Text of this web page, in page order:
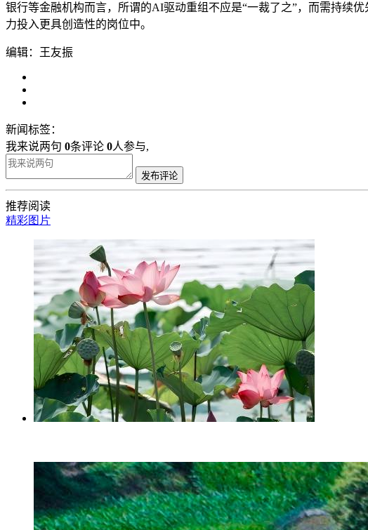
银行等金融机构而言，所谓的AI驱动重组不应是“一裁了之”，而需持续
力投入更具创造性的岗位中。
编辑：王友振
新闻标签：
我来说两句 0条评论 0人参与,
发布评论
推荐阅读